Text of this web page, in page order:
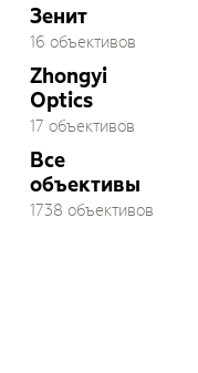
Зенит
16 объективов
Zhongyi
Optics
17 объективов
Все
объективы
1738 объективов